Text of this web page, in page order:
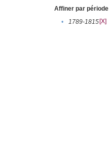
Affiner par période
•
1789-1815[X]